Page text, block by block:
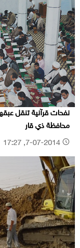
نفحات قرآنية تنقل
محافظة ذي قار